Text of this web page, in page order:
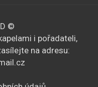
©
i pořadateli,
na adresu: